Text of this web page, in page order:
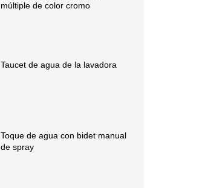
múltiple de color cromo
Taucet de agua de la lavadora
Toque de agua con bidet manual
de spray